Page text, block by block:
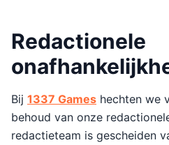
Redactionele
Bij 1337 Games hechten we
behoud van onze
redactieteam is gescheiden